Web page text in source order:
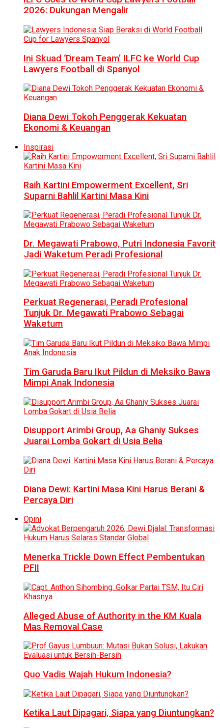
2026: Dukungan Mengalir
Ini Skuad ‘Dream Team’ ILFC ke World Cup
Lawyers Football di Spanyol
Diana Dewi Tokoh Penggerak Kekuatan
Ekonomi & Keuangan
Inspirasi
Raih Kartini Empowerment Excellent, Sri
Suparni Bahlil Kartini Masa Kini
Dr. Megawati Prabowo, Putri Indonesia Favorit
Jadi Waketum Peradi Profesional
Perkuat Regenerasi, Peradi Profesional
Tunjuk Dr. Megawati Prabowo Sebagai
Waketum
Tim Garuda Baru Ikut Pildun di Meksiko Bawa
Mimpi Anak Indonesia
Disupport Arimbi Group, Aa Ghaniy Sukses
Juarai Lomba Gokart di Usia Belia
Diana Dewi: Kartini Masa Kini Harus Berani &
Percaya Diri
Opini
Menerka Trickle Down Effect Pembentukan
PFII
Alleged Abuse of Authority in the KM Kuala
Mas Removal Case
Quo Vadis Wajah Hukum Indonesia?
Ketika Laut Dipagari, Siapa yang Diuntungkan?